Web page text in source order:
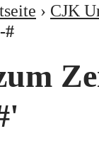
› CJK
#